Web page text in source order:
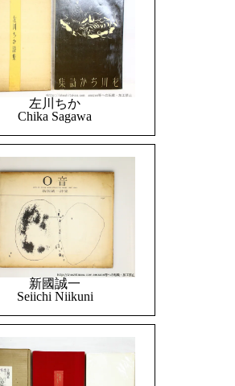
左川ちか
Chika Sagawa
新國誠一
Seiichi Niikuni